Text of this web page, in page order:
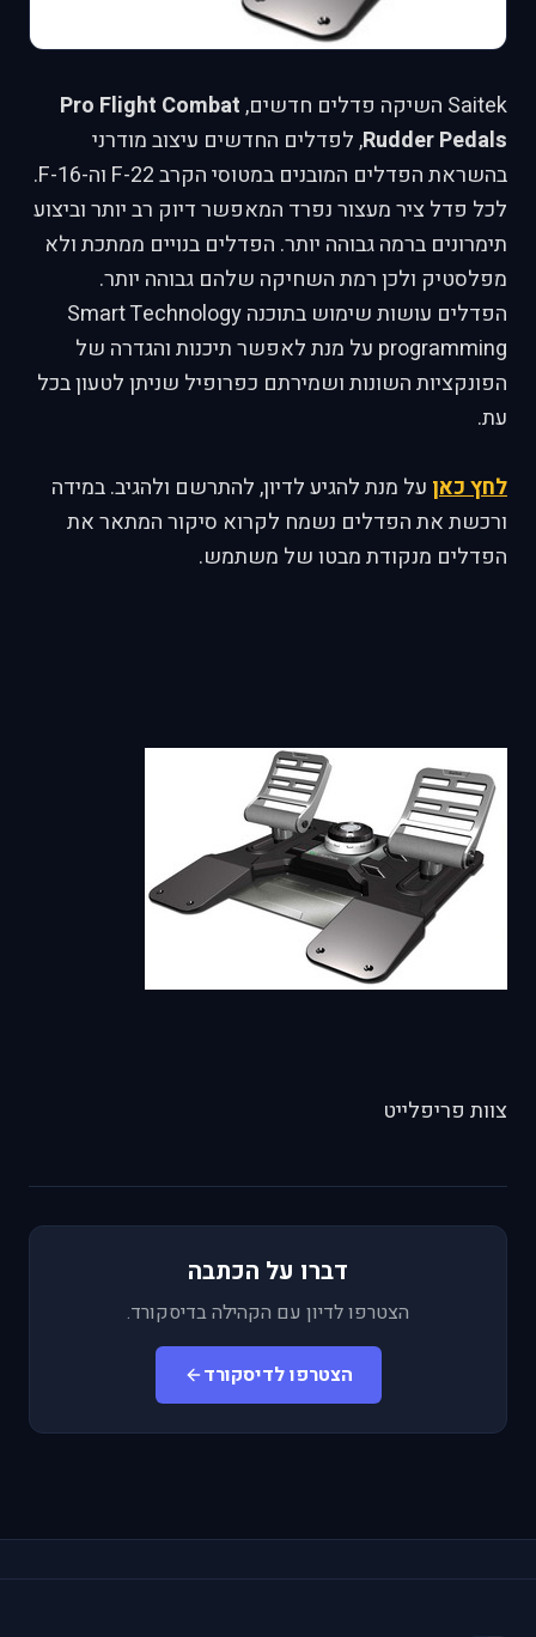
Saitek השיקה פדלים חדשים,
Pro Flight Combat
Rudder Pedals, לפדלים החדשים עיצוב מודרני
בהשראת הפדלים המובנים במטוסי הקרב F-22 וה-F-16.
לכל פדל ציר מעצור נפרד המאפשר דיוק רב יותר וביצוע
תימרונים ברמה גבוהה יותר. הפדלים בנויים ממתכת ולא
מפלסטיק ולכן רמת השחיקה שלהם גבוהה יותר.
הפדלים עושות שימוש בתוכנה Smart Technology
programming על מנת לאפשר תיכנות והגדרה של
הפונקציות השונות ושמירתם כפרופיל שניתן לטעון בכל
עת.
לחץ כאן על מנת להגיע לדיון, להתרשם ולהגיב. במידה
ורכשת את הפדלים נשמח לקרוא סיקור המתאר את
הפדלים מנקודת מבטו של משתמש.
צוות פריפלייט
דברו על הכתבה
הצטרפו לדיון עם הקהילה בדיסקורד.
הצטרפו לדיסקורד